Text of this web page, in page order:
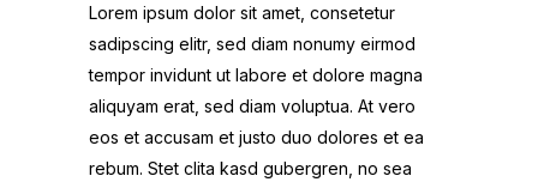
Lorem ipsum dolor sit amet, consetetur
sadipscing elitr, sed diam nonumy eirmod
tempor invidunt ut labore et dolore magna
aliquyam erat, sed diam voluptua. At vero
eos et accusam et justo duo dolores et ea
rebum. Stet clita kasd gubergren, no sea